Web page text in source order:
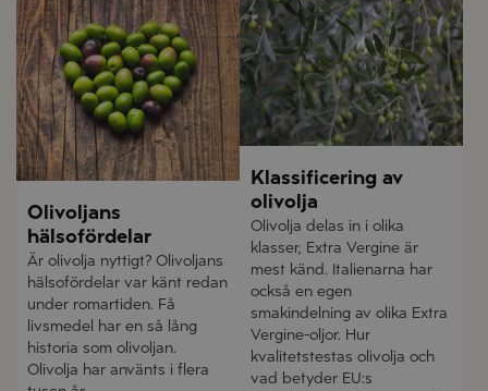
Olivoljans
hälsofördelar
Är olivolja nyttigt? Olivoljans
hälsofördelar var känt redan
under romartiden. Få
livsmedel har en så lång
historia som olivoljan.
Olivolja har använts i flera
Klassificering av
olivolja
Olivolja delas in i olika
klasser, Extra Vergine är
mest känd. Italienarna har
också en egen
smakindelning av olika Extra
Vergine-oljor. Hur
kvalitetstestas olivolja och
vad betyder EU:s